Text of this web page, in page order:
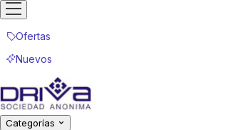
Ofertas
Nuevos
Categorías